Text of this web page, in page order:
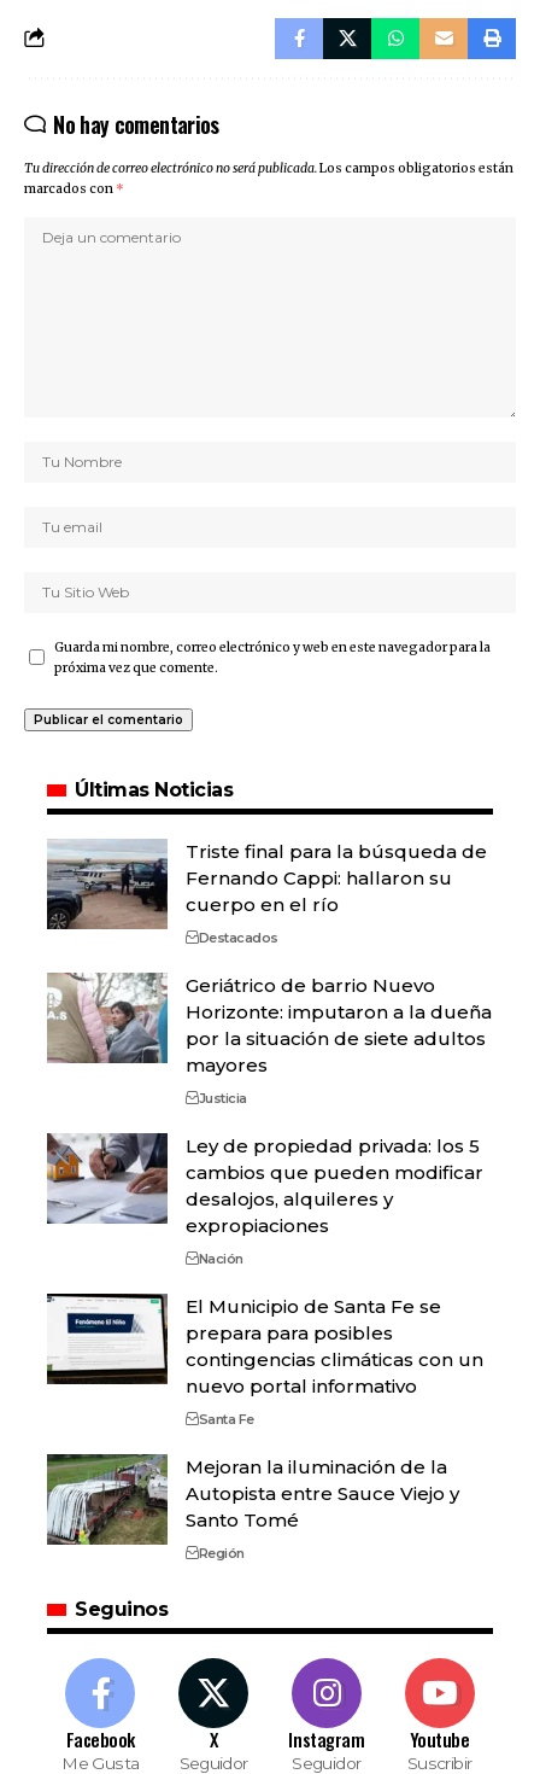
No hay comentarios
Tu dirección de correo electrónico no será publicada.Los campos obligatorios están
marcados con *
Guarda mi nombre, correo electrónico y web en este navegador para la
próxima vez que comente.
Últimas Noticias
Triste final para la búsqueda de
Fernando Cappi: hallaron su
cuerpo en el río
Destacados
Geriátrico de barrio Nuevo
Horizonte: imputaron a la dueña
por la situación de siete adultos
mayores
Justicia
Ley de propiedad privada: los 5
cambios que pueden modificar
desalojos, alquileres y
expropiaciones
Nación
El Municipio de Santa Fe se
prepara para posibles
contingencias climáticas con un
nuevo portal informativo
Santa Fe
Mejoran la iluminación de la
Autopista entre Sauce Viejo y
Santo Tomé
Región
Seguinos
Facebook
Me Gusta
X
Seguidor
Instagram
Seguidor
Youtube
Suscribir